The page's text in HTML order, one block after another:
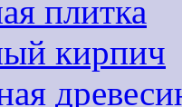
плитка
кирпич